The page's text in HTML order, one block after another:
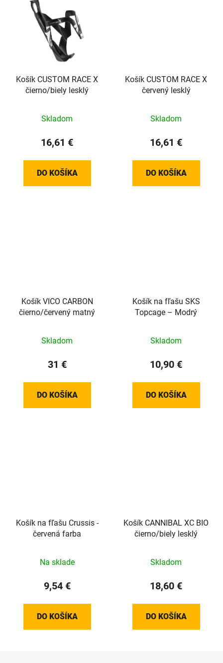
Košík CUSTOM RACE X
čierno/biely lesklý
Skladom
16,61 €
DO KOŠÍKA
Košík CUSTOM RACE X
červený lesklý
Skladom
16,61 €
DO KOŠÍKA
Košík VICO CARBON
čierno/červený matný
Skladom
31 €
DO KOŠÍKA
Košík na fľašu SKS
Topcage – Modrý
Skladom
10,90 €
DO KOŠÍKA
Košík na fľašu Crussis -
červená farba
Na sklade
9,54 €
DO KOŠÍKA
Košík CANNIBAL XC BIO
čierno/biely lesklý
Skladom
18,60 €
DO KOŠÍKA